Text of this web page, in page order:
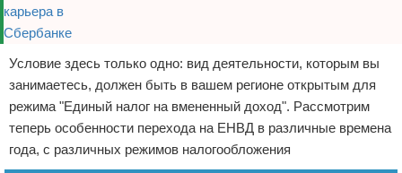
Условие здесь только одно: вид деятельности, которым вы
занимаетесь, должен быть в вашем регионе открытым для
режима "Единый налог на вмененный доход". Рассмотрим
теперь особенности перехода на ЕНВД в различные времена
года, с различных режимов налогообложения